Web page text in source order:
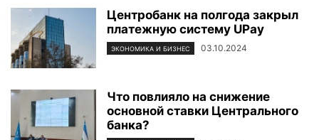
Центробанк на полгода закрыл
платежную систему UPay
ЭКОНОМИКА И БИЗНЕС 03.10.2024
Что повлияло на снижение
основной ставки Центрального
банка?